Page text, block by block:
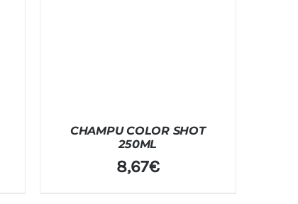
CHAMPU COLOR SHOT
250ML
8,67€